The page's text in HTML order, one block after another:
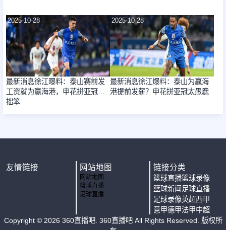
2025-10-28
最新消息徐江曝料：泰山赛前发
工资就为赢海港，申花拼亚冠太
拙笨
2025-10-28
最新消息徐江爆料：泰山为赢海
港提前发薪？申花拼亚冠太愚蠢
友情链接 网站地图
网站地图
篮球直播
足球直播
链接分类
篮球直播篮球录像
篮球新闻 足球直播
足球录像英超西甲
意甲德甲法甲中超
Copyright © 2026 360直播吧. 360直播吧 All Rights Reserved. 版权所